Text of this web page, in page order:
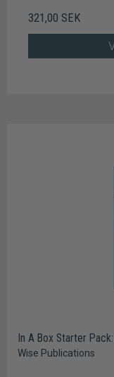
321,00 SEK
In A Box Starter
Wise Publications